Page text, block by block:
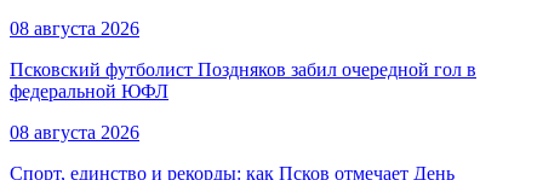
08 августа 2026
Псковский футболист Поздняков забил очередной гол в
федеральной ЮФЛ
08 августа 2026
Спорт, единство и рекорды: как Псков отмечает День